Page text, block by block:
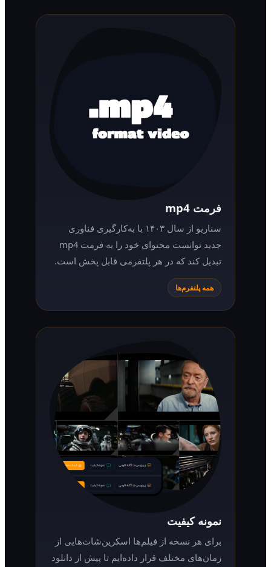
سناریو از سال ۱۴۰۳ با به‌کارگیری فناوری
جدید توانست محتوای خود را به فرمت mp4
تبدیل کند که در هر پلتفرمی قابل پخش است.
همه پلتفرم‌ها
نمونه کیفیت
برای هر نسخه از فیلم‌ها اسکرین‌شات‌هایی از
زمان‌های مختلف قرار داده‌ایم تا پیش از دانلود